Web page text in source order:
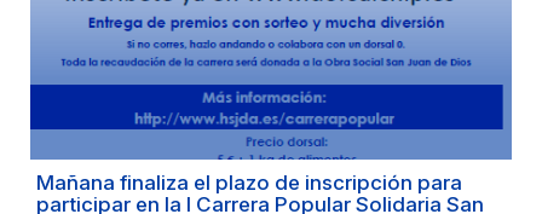
Mañana finaliza el plazo de inscripción para
participar en la I Carrera Popular Solidaria San